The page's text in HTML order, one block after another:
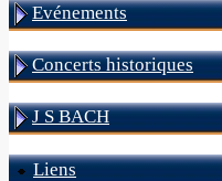
Evénements
Concerts historiques
J S BACH
Liens